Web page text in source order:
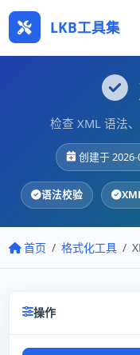
LKB工具集
检查 XML 语法
创建于 2026-
语法校验
首页 格式化工具
操作